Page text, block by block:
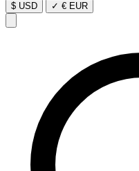
$ USD ✓ € EUR